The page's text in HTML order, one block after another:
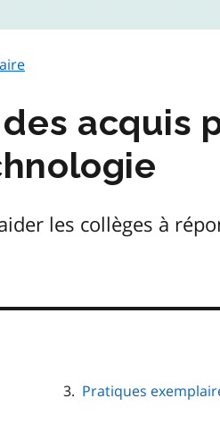
acquis
les collèges à
Pratiques